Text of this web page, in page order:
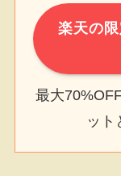
楽天の
最大
ット